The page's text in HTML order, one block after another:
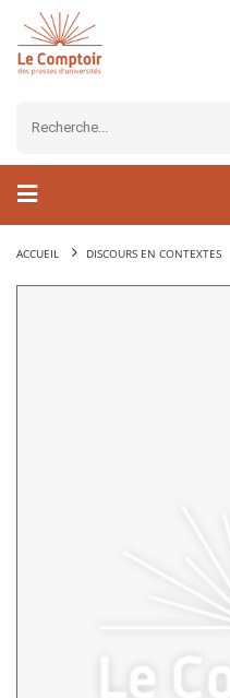
ACCUEIL DISCOURS EN CONTEXTES